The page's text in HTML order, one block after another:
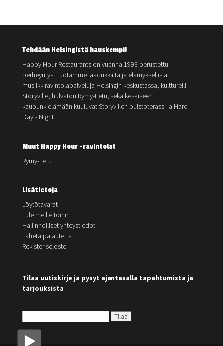
Tehdään Helsingistä hauskempi!
Happy Hour Restaurants on vuonna 1993 perustettu
perheyritys. Tuotamme laadukkaita ja elämyksellisiä
musiikkiravintolapalveluja Helsingin keskustassa; kultturelli
Storyville, hulvaton Rymy-Eetu, sekä kesäiseen
kaupunkielämään kuuluvat Storyvillen puistoterassi ja Hard
Day’s Night.
Muut Happy Hour -ravintolat
Rymy-Eetu
Lisätietoja
Löytötavarat
Tule meille töihin
Hallinnolliset yhteystiedot
Lähetä palautetta
Rekisteriseloste
Tilaa uutiskirje ja pysyt ajantasalla tapahtumista ja
tarjouksista